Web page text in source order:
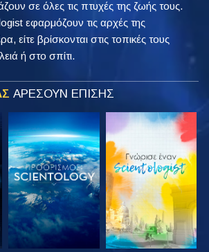
σε όλες τις πτυχές της ζωής τους.
εφαρμόζουν τις αρχές της
είτε βρίσκονται στις τοπικές τους
ή στο σπίτι.
ΑΡΕΣΟΥΝ ΕΠΙΣΗΣ